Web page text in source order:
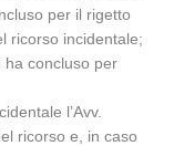
per il rigetto
ricorso incidentale;
ha concluso per
l’Avv.
ricorso e, in caso